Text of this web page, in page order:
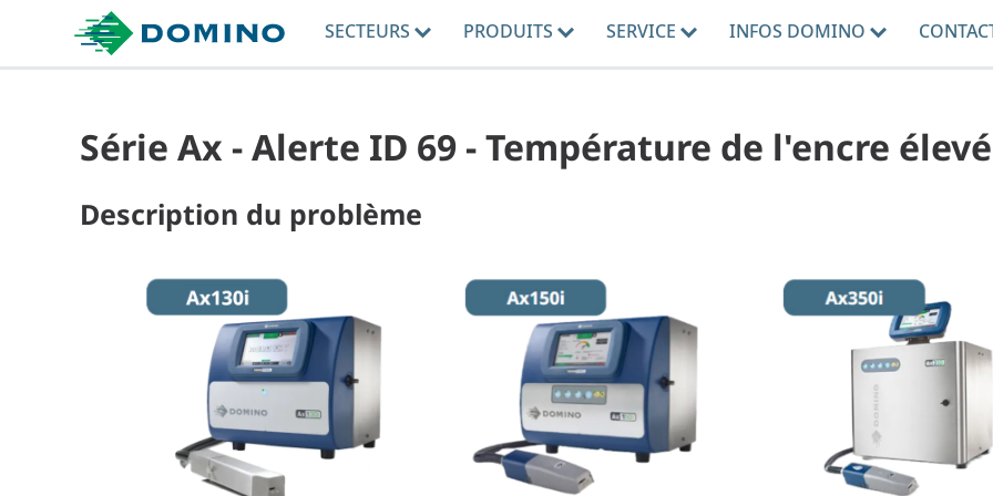
SECTEURS PRODUITS SERVICE INFOS DOMINO
Série Ax - Alerte ID 69 - Température de l'encre
Description du problème